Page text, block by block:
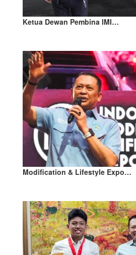
Ketua Dewan Pembina IMI…
Modification & Lifestyle Expo…